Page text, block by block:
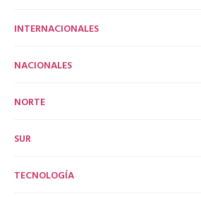
INTERNACIONALES
NACIONALES
NORTE
SUR
TECNOLOGÍA